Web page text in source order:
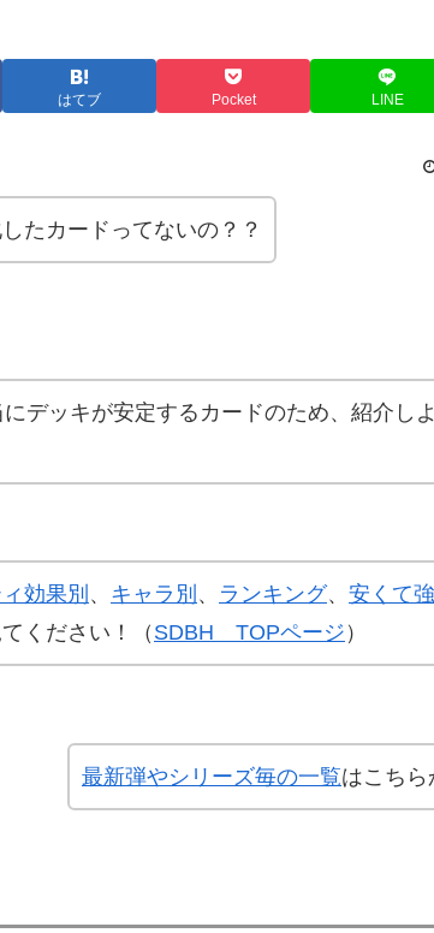
はてブ Pocket LINE
たカードってないの？？
デッキが安定するカードのため、紹介しよ
効果別 、 キャラ別 、 ランキング、 安くて
ください！（SDBH TOPページ ）
最新弾やシリーズ毎の一覧はこちら